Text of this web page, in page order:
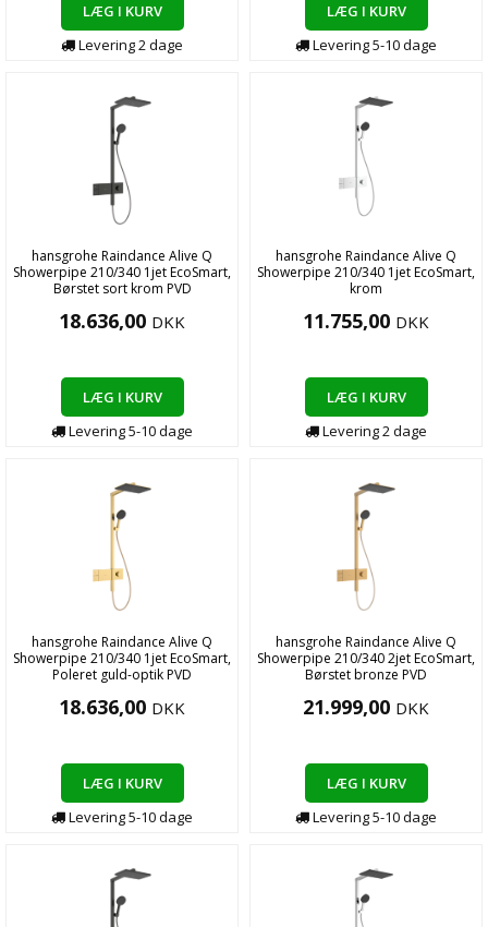
LÆG I KURV
Levering2dage
LÆG I KURV
Levering5-10dage
hansgrohe Raindance Alive Q
Showerpipe 210/340 1jet EcoSmart,
Børstet sort krom PVD
18.636,00 DKK
LÆG I KURV
Levering5-10dage
hansgrohe Raindance Alive Q
Showerpipe 210/340 1jet EcoSmart,
krom
11.755,00 DKK
LÆG I KURV
Levering2dage
hansgrohe Raindance Alive Q
Showerpipe 210/340 1jet EcoSmart,
Poleret guld-optik PVD
18.636,00 DKK
LÆG I KURV
Levering5-10dage
hansgrohe Raindance Alive Q
Showerpipe 210/340 2jet EcoSmart,
Børstet bronze PVD
21.999,00 DKK
LÆG I KURV
Levering5-10dage